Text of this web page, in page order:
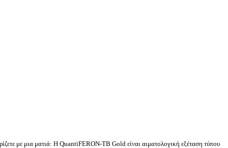
με μια ματιά: Η QuantiFERON-TB Gold είναι αιματολογική εξέταση τύπου